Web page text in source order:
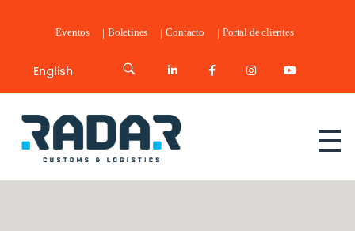
Eventos Boletines Contacto Portal de clientes
English
Radar Customs & Logistics